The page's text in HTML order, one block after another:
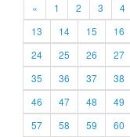
« 1 2 3 4
13
14 15 16
24
25 26 27
35
36 37 38
46
47 48 49
57
58 59 60